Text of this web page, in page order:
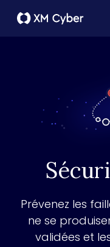
Prévenez les
ne se
validées et